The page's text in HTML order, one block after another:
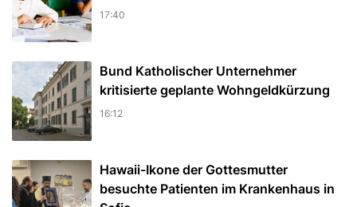
17:40
Bund Katholischer Unternehmer
kritisierte geplante Wohngeldkürzung
16:12
Hawaii-Ikone der Gottesmutter
besuchte Patienten im Krankenhaus in